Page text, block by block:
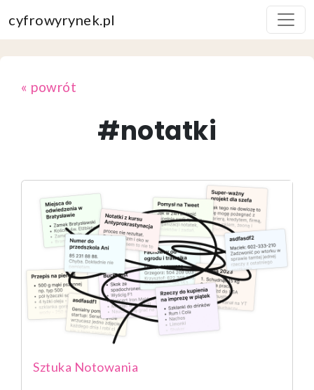
cyfrowyrynek.pl
« powrót
#notatki
Sztuka Notowania